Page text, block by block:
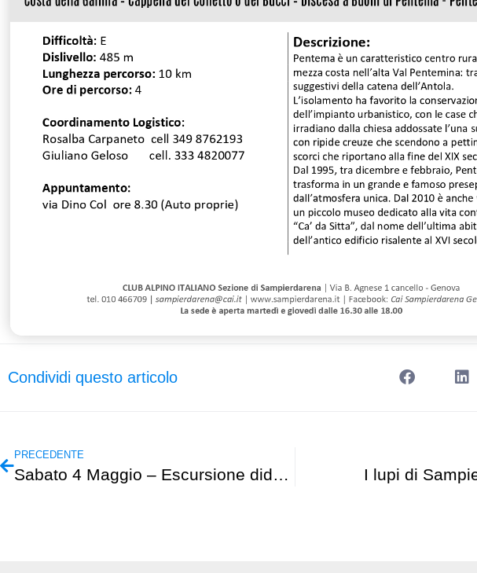
Condividi questo articolo
PRECEDENTE
Sabato 4 Maggio – Escursione didattica Corso di Geologia – Val Graveglia I lupi di